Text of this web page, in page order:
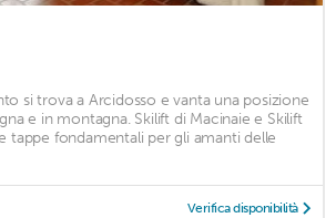
si trova a Arcidosso e vanta una posizione
e in montagna. Skilift di Macinaie e Skilift
tappe fondamentali per gli amanti delle
Verifica disponibilità